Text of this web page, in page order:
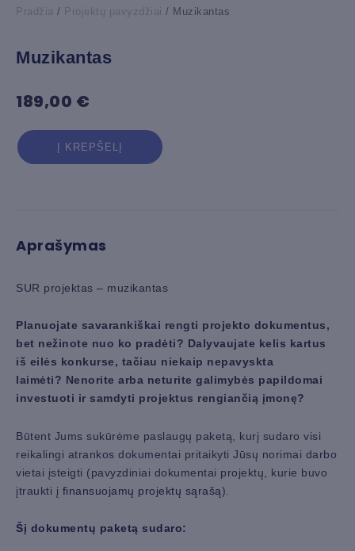
Pradžia / Projektų pavyzdžiai / Muzikantas
Muzikantas
189,00 €
produkto
kiekis:
Į KREPŠELĮ
Aprašymas
SUR projektas – muzikantas
Planuojate savarankiškai rengti projekto dokumentus,
bet nežinote nuo ko pradėti? Dalyvaujate kelis kartus
iš eilės konkurse, tačiau niekaip nepavyskta
laimėti? Nenorite arba neturite galimybės papildomai
investuoti ir samdyti projektus rengiančią įmonę?
Būtent Jums sukūrėme paslaugų paketą, kurį sudaro visi
reikalingi atrankos dokumentai pritaikyti Jūsų norimai darbo
vietai įsteigti (pavyzdiniai dokumentai projektų, kurie buvo
įtraukti į finansuojamų projektų sąrašą).
Šį dokumentų paketą sudaro: